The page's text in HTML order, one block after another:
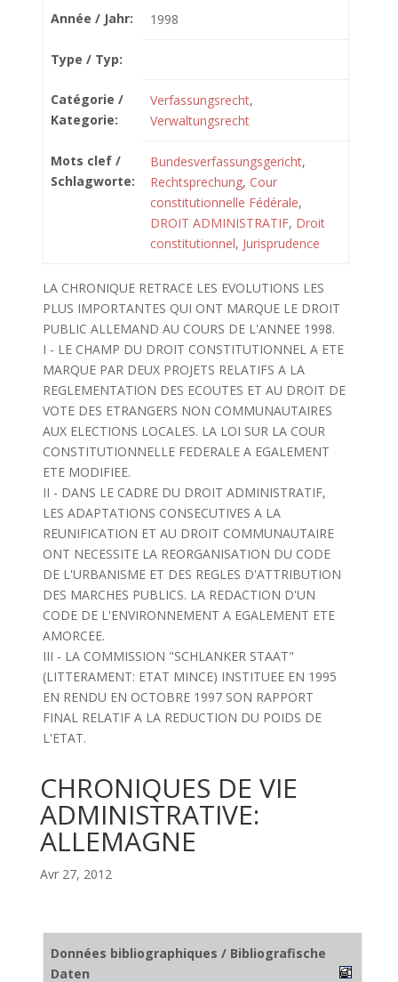
Année / Jahr: 1998
Type / Typ:
Catégorie /
Kategorie:
Verfassungsrecht,
Verwaltungsrecht
Mots clef /
Schlagworte:
Bundesverfassungsgericht,
Rechtsprechung, Cour
constitutionnelle Fédérale,
DROIT ADMINISTRATIF, Droit
constitutionnel, Jurisprudence
LA CHRONIQUE RETRACE LES EVOLUTIONS LES
PLUS IMPORTANTES QUI ONT MARQUE LE DROIT
PUBLIC ALLEMAND AU COURS DE L'ANNEE 1998.
I - LE CHAMP DU DROIT CONSTITUTIONNEL A ETE
MARQUE PAR DEUX PROJETS RELATIFS A LA
REGLEMENTATION DES ECOUTES ET AU DROIT DE
VOTE DES ETRANGERS NON COMMUNAUTAIRES
AUX ELECTIONS LOCALES. LA LOI SUR LA COUR
CONSTITUTIONNELLE FEDERALE A EGALEMENT
ETE MODIFIEE.
II - DANS LE CADRE DU DROIT ADMINISTRATIF,
LES ADAPTATIONS CONSECUTIVES A LA
REUNIFICATION ET AU DROIT COMMUNAUTAIRE
ONT NECESSITE LA REORGANISATION DU CODE
DE L'URBANISME ET DES REGLES D'ATTRIBUTION
DES MARCHES PUBLICS. LA REDACTION D'UN
CODE DE L'ENVIRONNEMENT A EGALEMENT ETE
AMORCEE.
III - LA COMMISSION "SCHLANKER STAAT"
(LITTERAMENT: ETAT MINCE) INSTITUEE EN 1995
EN RENDU EN OCTOBRE 1997 SON RAPPORT
FINAL RELATIF A LA REDUCTION DU POIDS DE
L'ETAT.
CHRONIQUES DE VIE
ADMINISTRATIVE:
ALLEMAGNE
Avr 27, 2012
Données bibliographiques / Bibliografische
Daten